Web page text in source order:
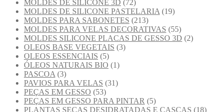
MOLDES DE SILICONE 3D (72)
MOLDES DE SILICONE PASTELARIA (19)
MOLDES PARA SABONETES (213)
MOLDES PARA VELAS DECORATIVAS (55)
MOLDES SILICONE PLACAS DE GESSO 3D (2)
OLEOS BASE VEGETAIS (3)
OLEOS ESSENCIAIS (5)
ÓLEOS NATURAIS BIO (1)
PASCOA (3)
PAVIOS PARA VELAS (31)
PEÇAS EM GESSO (53)
PEÇAS EM GESSO PARA PINTAR (5)
PLANTAS SECAS DESIDRATADAS E CASCAS (18)